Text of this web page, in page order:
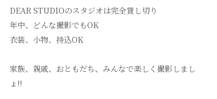
DEAR STUDIOのスタジオは完全貸し切り
年中、どんな撮影でもOK
衣装、小物、持込OK
家族、親戚、おともだち、みんなで楽しく撮影しまし
ょ!!